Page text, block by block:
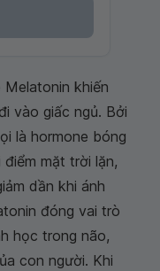
khiến
vào giấc ngủ. Bởi
là hormone bóng
mặt trời lặn,
dần khi ánh
đóng vai trò
học trong não,
con người. Khi